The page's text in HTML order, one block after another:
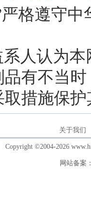
格遵守
人认为
有不当
取措施保
关于我们
Copyright ©2004-2026
网站备案